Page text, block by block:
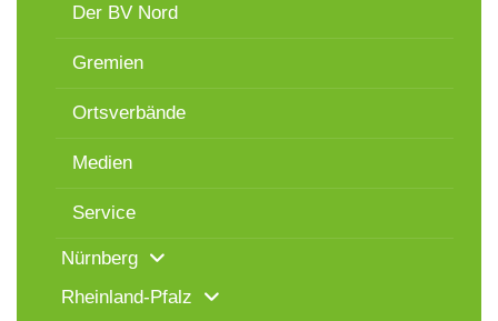
Der BV Nord
Gremien
Ortsverbände
Medien
Service
Nürnberg
Rheinland-Pfalz